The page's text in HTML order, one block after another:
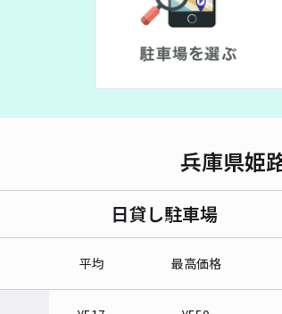
兵庫県姫
日貸し駐車場
平均 最高価格